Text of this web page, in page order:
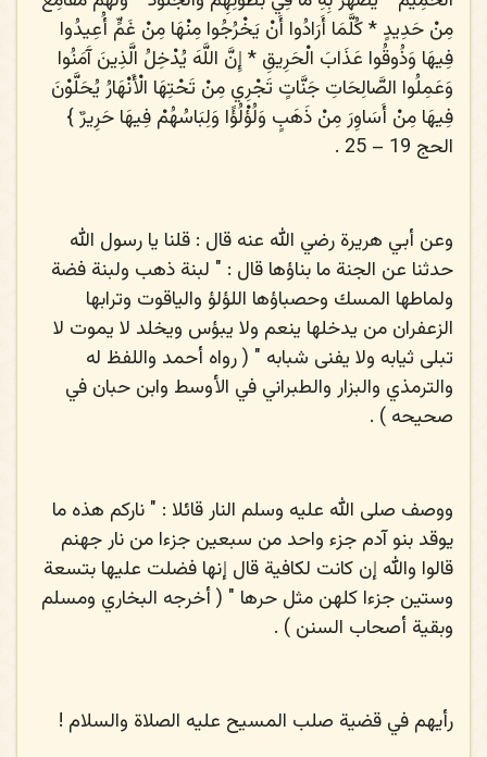
مِنْ حَدِيدٍ * كُلَّمَا أَرَادُوا أَنْ يَخْرُجُوا مِنْهَا مِنْ غَمٍّ أُعِيدُوا
فِيهَا وَذُوقُوا عَذَابَ الْحَرِيقِ * إِنَّ اللَّهَ يُدْخِلُ الَّذِينَ آَمَنُوا
وَعَمِلُوا الصَّالِحَاتِ جَنَّاتٍ تَجْرِي مِنْ تَحْتِهَا الْأَنْهَارُ يُحَلَّوْنَ
فِيهَا مِنْ أَسَاوِرَ مِنْ ذَهَبٍ وَلُؤْلُؤًا وَلِبَاسُهُمْ فِيهَا حَرِيرٌ}
الحج 19 – 25 .
وعن أبي هريرة رضي الله عنه قال : قلنا يا رسول الله
حدثنا عن الجنة ما بناؤها قال : " لبنة ذهب ولبنة فضة
ولماطها المسك وحصباؤها اللؤلؤ والياقوت وترابها
الزعفران من يدخلها ينعم ولا يبؤس ويخلد لا يموت لا
تبلى ثيابه ولا يفنى شبابه " ( رواه أحمد واللفظ له
والترمذي والبزار والطبراني في الأوسط وابن حبان في
صحيحه ) .
ووصف صلى الله عليه وسلم النار قائلا : " ناركم هذه ما
يوقد بنو آدم جزء واحد من سبعين جزءا من نار جهنم
قالوا والله إن كانت لكافية قال إنها فضلت عليها بتسعة
وستين جزءا كلهن مثل حرها " ( أخرجه البخاري ومسلم
وبقية أصحاب السنن ) .
رأيهم في قضية صلب المسيح عليه الصلاة والسلام !